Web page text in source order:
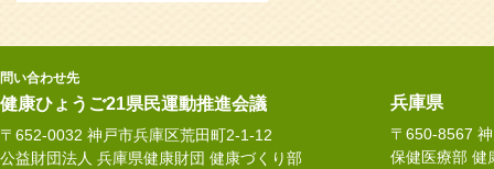
問い合わせ先
健康ひょうご21県民運動推進会議
〒652-0032 神戸市兵庫区荒田町2-1-12
公益財団法人 兵庫県健康財団 健康づくり部
兵庫県
〒650-8567
保健医療部 健